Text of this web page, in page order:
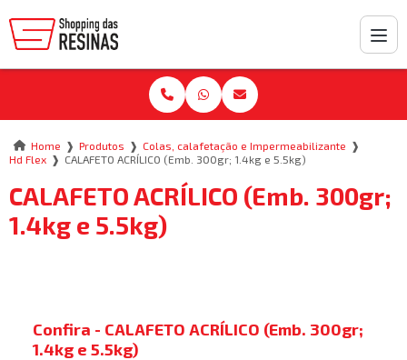
Home ❱ Produtos ❱ Colas, calafetação e Impermeabilizante ❱
Hd Flex ❱ CALAFETO ACRÍLICO (Emb. 300gr; 1.4kg e 5.5kg)
CALAFETO ACRÍLICO (Emb. 300gr;
1.4kg e 5.5kg)
Confira - CALAFETO ACRÍLICO (Emb. 300gr;
1.4kg e 5.5kg)